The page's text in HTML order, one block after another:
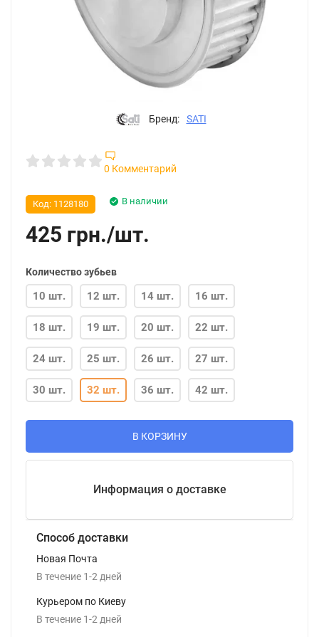
Бренд: SATI
0 Комментарий
В наличии
Код: 1128180
425 грн./шт.
Количество зубьев
10 шт. 12 шт. 14 шт. 16 шт.
18 шт. 19 шт. 20 шт. 22 шт.
24 шт. 25 шт. 26 шт. 27 шт.
30 шт. 32 шт. 36 шт. 42 шт.
В КОРЗИНУ
Информация о доставке
Способ доставки
Новая Почта
В течение 1-2 дней
Курьером по Киеву
В течение 1-2 дней